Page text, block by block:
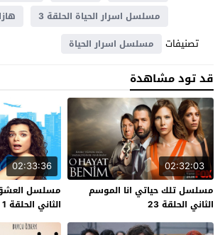
مسلسل اسرار الحياة الحلقة 3
تصنيفات مسلسل اسرار الحياة
قد تود مشاهدة
02:32:03
مسلسل تلك حياتي انا الموسم
الثاني الحلقة 23
02:33:36
مسلسل
الثاني الحلقة 1